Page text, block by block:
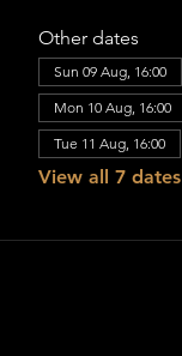
Other dates
Sun 09 Aug, 16:00
Mon 10 Aug, 16:00
Tue 11 Aug, 16:00
View all 7 dates